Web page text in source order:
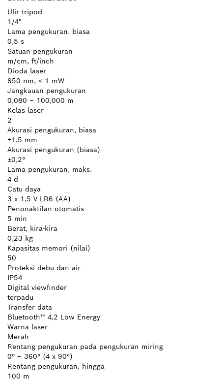
Ulir tripod
1/4"
Lama pengukuran. biasa
0,5 s
Satuan pengukuran
m/cm, ft/inch
Dioda laser
650 nm, < 1 mW
Jangkauan pengukuran
0,080 – 100,000 m
Kelas laser
2
Akurasi pengukuran, biasa
±1,5 mm
Akurasi pengukuran (biasa)
±0,2°
Lama pengukuran, maks.
4 d
Catu daya
3 x 1,5 V LR6 (AA)
Penonaktifan otomatis
5 min
Berat, kira-kira
0,23 kg
Kapasitas memori (nilai)
50
Proteksi debu dan air
IP54
Digital viewfinder
terpadu
Transfer data
Bluetooth™ 4,2 Low Energy
Warna laser
Merah
Rentang pengukuran pada pengukuran miring
0° – 360° (4 x 90°)
Rentang pengukuran, hingga
100 m